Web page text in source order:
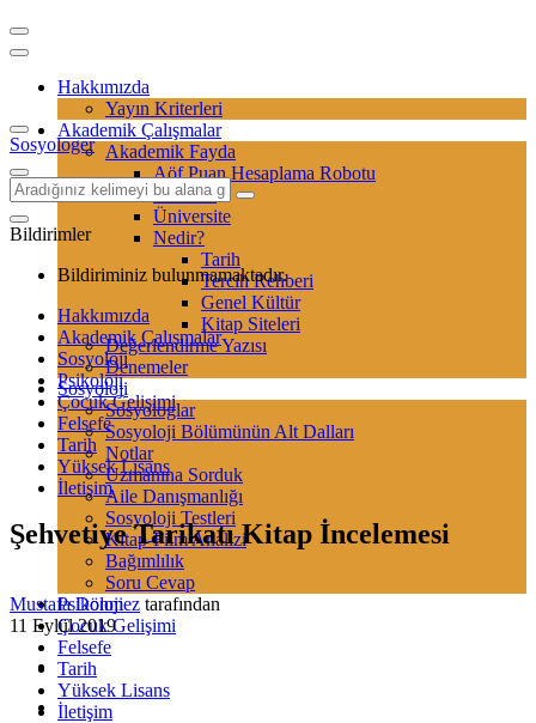
Hakkımızda
Yayın Kriterleri
Akademik Çalışmalar
Akademik Fayda
Aöf Puan Hesaplama Robotu
Sertifika
Üniversite
Nedir?
Tarih
Tercih Rehberi
Genel Kültür
Kitap Siteleri
Değerlendirme Yazısı
Denemeler
Sosyoloji
Sosyologlar
Sosyoloji Bölümünün Alt Dalları
Notlar
Uzmanına Sorduk
Aile Danışmanlığı
Sosyoloji Testleri
Kitap-Film Analizi
Bağımlılık
Soru Cevap
Psikoloji
Çocuk Gelişimi
Felsefe
Tarih
Yüksek Lisans
İletişim
Sosyologer
Bildirimler
Bildiriminiz bulunmamaktadır.
Hakkımızda
Akademik Çalışmalar
Sosyoloji
Psikoloji
Çocuk Gelişimi
Felsefe
Tarih
Yüksek Lisans
İletişim
Şehvetiye Tarikatı Kitap İncelemesi
Mustafa Dönmez tarafından
11 Eylül 2019